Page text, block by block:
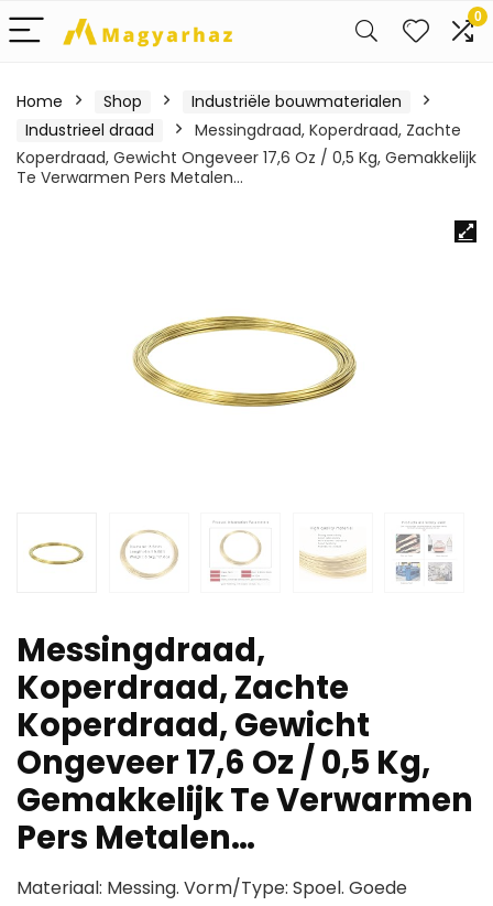
0
Home Shop
Industriële bouwmaterialen
Industrieel draad
Messingdraad, Koperdraad, Zachte
Koperdraad, Gewicht Ongeveer 17,6 Oz / 0,5 Kg, Gemakkelijk
Te Verwarmen Pers Metalen…
Messingdraad,
Koperdraad, Zachte
Koperdraad, Gewicht
Ongeveer 17,6 Oz / 0,5 Kg,
Gemakkelijk Te Verwarmen
Pers Metalen…
Materiaal: Messing. Vorm/Type: Spoel. Goede